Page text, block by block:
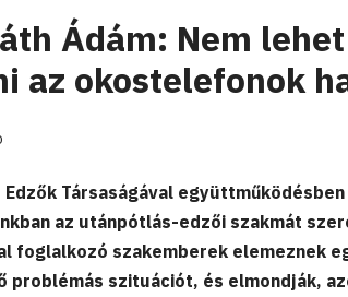
Ádám: Nem
az okostelefonok
Edzők Társaságával
az utánpótlás-edzői szakmát
foglalkozó szakemberek elemeznek
problémás szituációt, és elmondják,